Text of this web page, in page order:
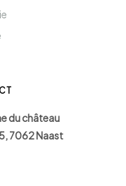
du château
7062 Naast